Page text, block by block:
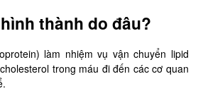
thành do đâu?
làm nhiệm vụ vận chuyển lipid
trong máu đi đến các cơ quan